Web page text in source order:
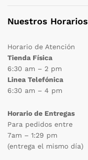
Nuestros Horarios
Horario de Atención
Tienda Física
6:30 am – 2 pm
Linea Telefónica
6:30 am – 4 pm
Horario de Entregas
Para pedidos entre
7am – 1:29 pm
(entrega el mismo día)